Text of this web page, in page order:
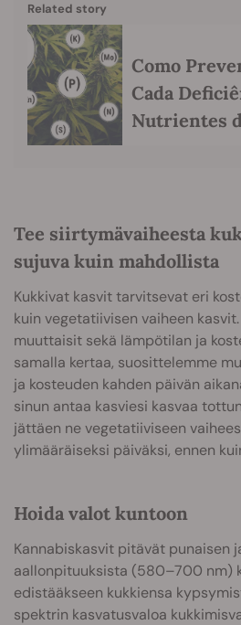
Related story
Como
Cada
Nutrientes
Tee siirtymävaiheesta
sujuva kuin mahdollista
Kukkivat kasvit tarvitsevat eri
kuin vegetatiivisen vaiheen
muuttaisit sekä lämpötilan ja
samalla kertaa, suosittelemme
ja kosteuden kahden päivän
sinun antaa kasviesi kasvaa
jättäen ne vegetatiiviseen
ylimääräiseksi päiväksi, ennen
Hoida valot kuntoon
Kannabiskasvit pitävät punaisen
aallonpituuksista (580–700 nm)
edistääkseen kukkiensa
spektrin kasvatusvaloa